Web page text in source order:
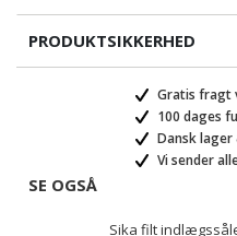
PRODUKTSIKKERHED
Gratis fragt
100 dages
Dansk lager
Vi sender
SE OGSÅ
Sika filt